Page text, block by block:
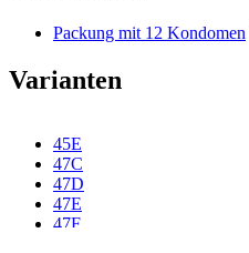
Packung mit 12 Kondomen
Varianten
45E
47C
47D
47E
47F